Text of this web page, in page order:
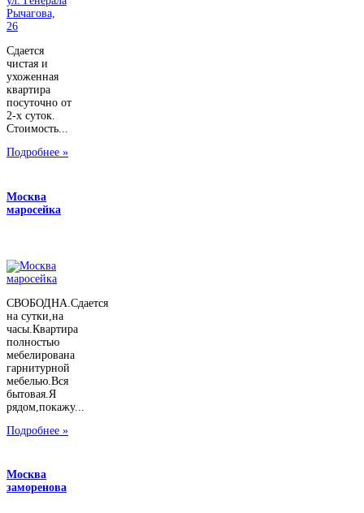
Сдается
чистая и
ухоженная
квартира
посуточно от
2-х суток.
Стоимость...
Подробнее »
Москва
маросейка
СВОБОДНА.Сдается
на сутки,на
часы.Квартира
полностью
мебелирована
гарнитурной
мебелью.Вся
бытовая.Я
рядом,покажу...
Подробнее »
Москва
заморенова